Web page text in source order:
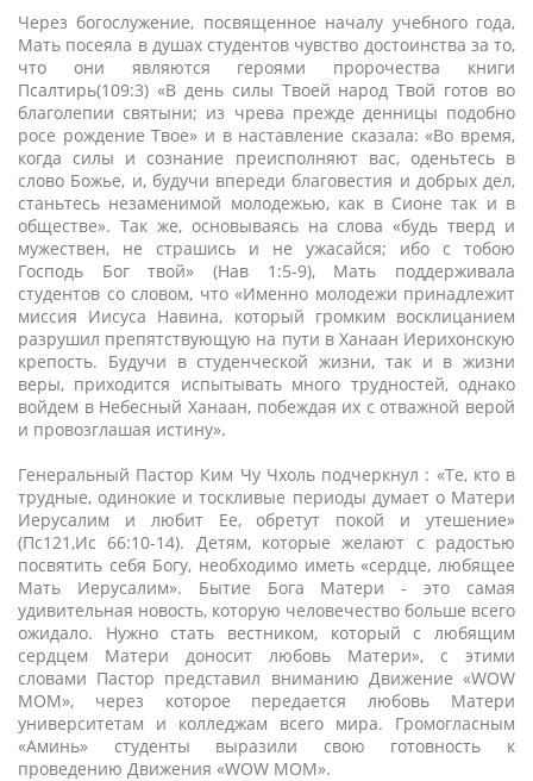
Через богослужение, посвященное началу учебного года,
Мать посеяла в душах студентов чувство достоинства за то,
что они являются героями пророчества книги
Псалтирь(109:3) «В день силы Твоей народ Твой готов во
благолепии святыни; из чрева прежде денницы подобно
росе рождение Твое» и в наставление сказала: «Во время,
когда силы и сознание преисполняют вас, оденьтесь в
слово Божье, и, будучи впереди благовестия и добрых дел,
станьтесь незаменимой молодежью, как в Сионе так и в
обществе». Так же, основываясь на слова «будь тверд и
мужествен, не страшись и не ужасайся; ибо с тобою
Господь Бог твой» (Нав 1:5-9), Мать поддерживала
студентов со словом, что «Именно молодежи принадлежит
миссия Иисуса Навина, который громким восклицанием
разрушил препятствующую на пути в Ханаан Иерихонскую
крепость. Будучи в студенческой жизни, так и в жизни
веры, приходится испытывать много трудностей, однако
войдем в Небесный Ханаан, побеждая их с отважной верой
и провозглашая истину».
Генеральный Пастор Ким Чу Чхоль подчеркнул : «Те, кто в
трудные, одинокие и тоскливые периоды думает о Матери
Иерусалим и любит Ее, обретут покой и утешение»
(Пс121,Ис 66:10-14). Детям, которые желают с радостью
посвятить себя Богу, необходимо иметь «сердце, любящее
Мать Иерусалим». Бытие Бога Матери - это самая
удивительная новость, которую человечество больше всего
ожидало. Нужно стать вестником, который с любящим
сердцем Матери доносит любовь Матери», с этими
словами Пастор представил вниманию Движение «WOW
MOM», через которое передается любовь Матери
университетам и колледжам всего мира. Громогласным
«Аминь» студенты выразили свою готовность к
проведению Движения «WOW MOM».